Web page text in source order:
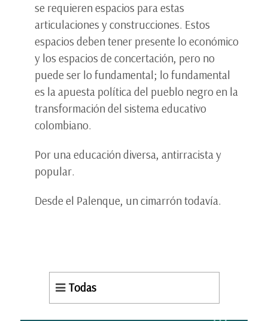
se requieren espacios para estas
articulaciones y construcciones. Estos
espacios deben tener presente lo económico
y los espacios de concertación, pero no
puede ser lo fundamental; lo fundamental
es la apuesta política del pueblo negro en la
transformación del sistema educativo
colombiano.
Por una educación diversa, antirracista y
popular.
Desde el Palenque, un cimarrón todavía.
Todas